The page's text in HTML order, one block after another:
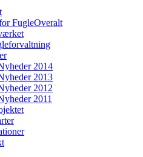
FugleOveralt
2014
2013
2012
2011